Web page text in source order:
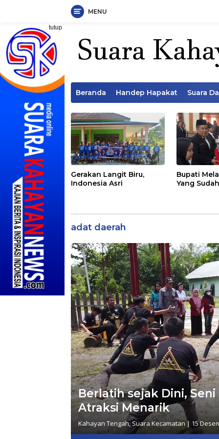
Langsung
konten
MENU
tutup
Beranda Handep Hapakat Suara
Gerakan Langit Biru,
Indonesia Asri
Bupati
Yang
adat daerah
Berlatih sejak Dini,
Atraksi Menarik
Kahayan Tengah,Suara Kecamatan| 15